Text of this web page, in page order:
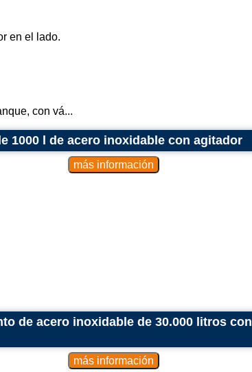
en el lado.
con vá...
1000 l de acero inoxidable con agitador
de acero inoxidable de 30.000 litros con